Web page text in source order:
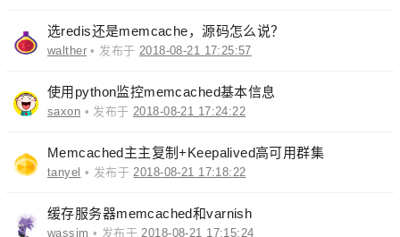
选redis还是memcache，源码怎么说？
walther • 发布于 2018-08-21 17:25:57
使用python监控memcached基本信息
saxon • 发布于2018-08-21 17:24:22
Memcached主主复制+Keepalived高可用群集
tanyel • 发布于2018-08-21 17:18:22
缓存服务器memcached和varnish
wassim • 发布于2018-08-21 17:15:24